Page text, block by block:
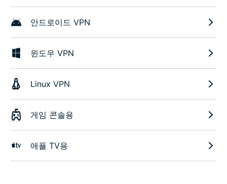
안드로이드 VPN
윈도우 VPN
Linux VPN
게임 콘솔용
애플 TV용